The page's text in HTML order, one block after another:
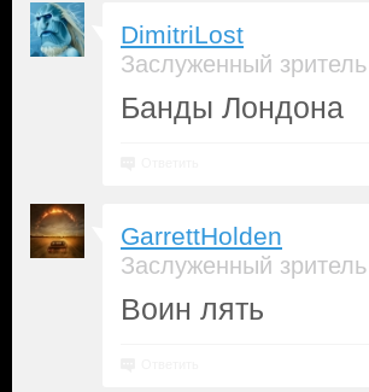
DimitriLost
Заслуженный зритель
Банды Лондона
GarrettHolden
Заслуженный зритель
Воин лять